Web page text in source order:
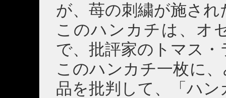
が、苺の刺繍が施され
このハンカチは、オ
で、批評家のトマス・
このハンカチ一枚に
品を批判して、「ハ